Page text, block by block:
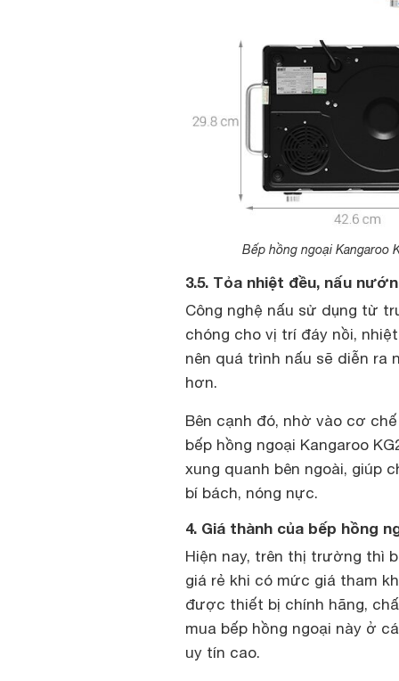
Bếp hồng ngoại Kangaroo
3.5. Tỏa nhiệt đều, nấu
Công nghệ nấu sử dụng từ
chóng cho vị trí đáy nồi,
nên quá trình nấu sẽ diễn ra
hơn.
Bên cạnh đó, nhờ vào cơ
bếp hồng ngoại Kangaroo
xung quanh bên ngoài, giúp
bí bách, nóng nực.
4. Giá thành của bếp hồng
Hiện nay, trên thị trường thì
giá rẻ khi có mức giá tham
được thiết bị chính hãng,
mua bếp hồng ngoại này ở
uy tín cao.